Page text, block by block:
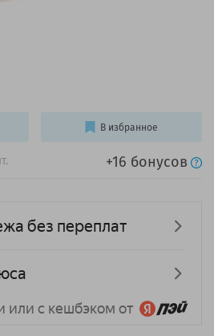
+16 бонусов
В избранное